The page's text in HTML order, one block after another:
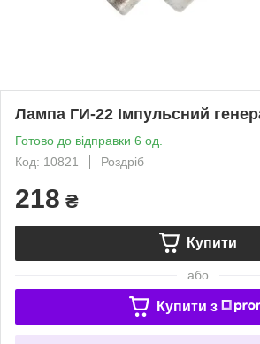
Лампа ГИ-22 Імпульсний
Готово до відправки 6 од.
Код: 10821
Роздріб
218 ₴
Купити
або
Купити з